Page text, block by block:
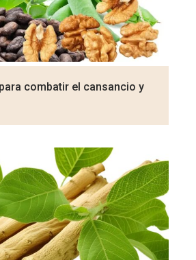
combatir el cansancio y